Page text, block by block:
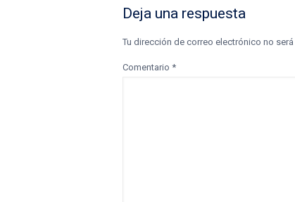
Deja una respuesta
Tu dirección de correo electrónico no
Comentario *